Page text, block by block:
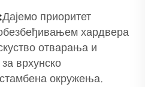
Дајемо приоритет
хардвера
отварања и
врхунско
окружења.